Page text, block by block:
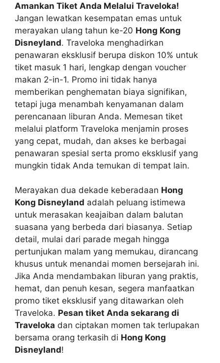
Amankan Tiket Anda Melalui Traveloka!
Jangan lewatkan kesempatan emas untuk
merayakan ulang tahun ke-20 Hong Kong
Disneyland. Traveloka menghadirkan
penawaran eksklusif berupa diskon 10% untuk
tiket masuk 1 hari, lengkap dengan voucher
makan 2-in-1. Promo ini tidak hanya
memberikan penghematan biaya signifikan,
tetapi juga menambah kenyamanan dalam
perencanaan liburan Anda. Memesan tiket
melalui platform Traveloka menjamin proses
yang cepat, mudah, dan akses ke berbagai
penawaran spesial serta promo eksklusif yang
mungkin tidak Anda temukan di tempat lain.
Merayakan dua dekade keberadaan Hong
Kong Disneyland adalah peluang istimewa
untuk merasakan keajaiban dalam balutan
suasana yang berbeda dari biasanya. Setiap
detail, mulai dari parade megah hingga
pertunjukan malam yang memukau, dirancang
khusus untuk menandai momen bersejarah ini.
Jika Anda mendambakan liburan yang praktis,
hemat, dan penuh kesan, segera manfaatkan
promo tiket eksklusif yang ditawarkan oleh
Traveloka. Pesan tiket Anda sekarang di
Traveloka dan ciptakan momen tak terlupakan
bersama orang terkasih di Hong Kong
Disneyland!